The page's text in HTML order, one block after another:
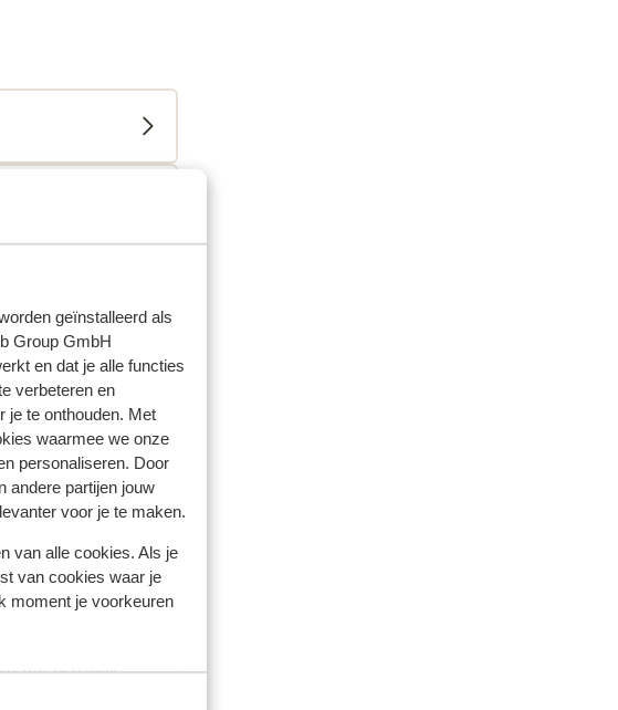
geïnstalleerd als
Group GmbH
en dat je alle functies
verbeteren en
je te onthouden. Met
waarmee we onze
personaliseren. Door
andere partijen jouw
voor je te maken.
van alle cookies. Als je
van cookies waar je
moment je voorkeuren
door met partner
22 sep. 2025
ook echt heel
het erg leuk
is ook niet
ook echt heel
het erg leuk
is ook niet